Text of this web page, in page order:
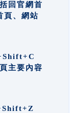
回官網首
頁、網站
主要內容